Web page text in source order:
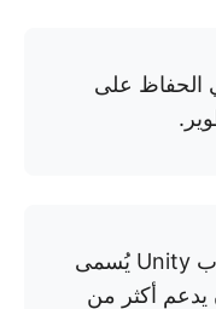
الحفاظ على
كان محرك ألعاب Unity يُسمى